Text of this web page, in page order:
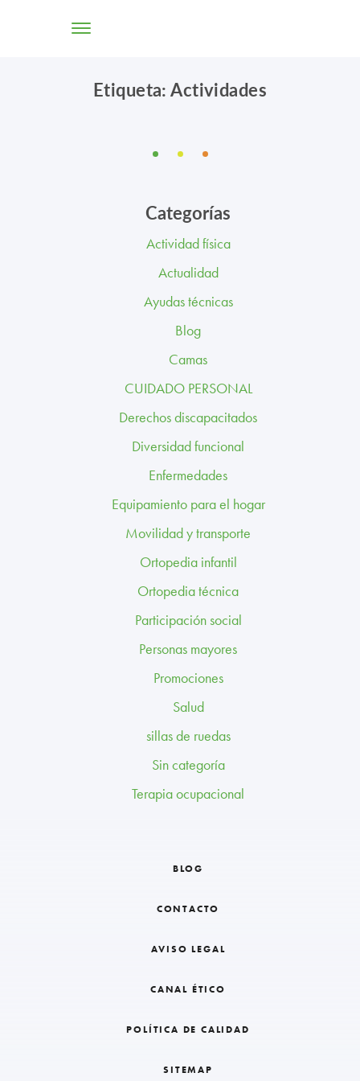
TIENDA ONLINE
CENTROS
PROFESIONALES
BLOG
CONTACTO
CANAL ÉTICO
Etiqueta: Actividades
Categorías
Actividad física
Actualidad
Ayudas técnicas
Blog
Camas
CUIDADO PERSONAL
Derechos discapacitados
Diversidad funcional
Enfermedades
Equipamiento para el hogar
Movilidad y transporte
Ortopedia infantil
Ortopedia técnica
Participación social
Personas mayores
Promociones
Salud
sillas de ruedas
Sin categoría
Terapia ocupacional
BLOG
CONTACTO
AVISO LEGAL
CANAL ÉTICO
POLÍTICA DE CALIDAD
SITEMAP